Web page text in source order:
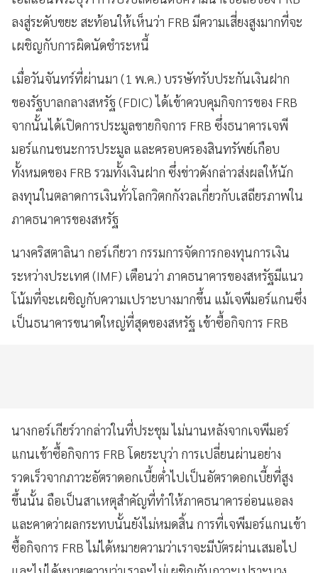
ลงสู่ระดับขยะ สะท้อนให้เห็นว่า FRB มีความเสี่ยงสูงมากที่จะ
เผชิญกับการผิดนัดชำระหนี้
เมื่อวันจันทร์ที่ผ่านมา (1 พ.ค.) บรรษัทรับประกันเงินฝาก
ของรัฐบาลกลางสหรัฐ (FDIC) ได้เข้าควบคุมกิจการของ FRB
จากนั้นได้เปิดการประมูลขายกิจการ FRB ซึ่งธนาคารเจพี
มอร์แกนชนะการประมูล และครอบครองสินทรัพย์เกือบ
ทั้งหมดของ FRB รวมทั้งเงินฝาก ซึ่งข่าวดังกล่าวส่งผลให้นัก
ลงทุนในตลาดการเงินทั่วโลกวิตกกังวลเกี่ยวกับเสถียรภาพใน
ภาคธนาคารของสหรัฐ
นางคริสตาลินา กอร์เกียวา กรรมการจัดการกองทุนการเงิน
ระหว่างประเทศ (IMF) เตือนว่า ภาคธนาคารของสหรัฐมีแนว
โน้มที่จะเผชิญกับความเปราะบางมากขึ้น แม้เจพีมอร์แกนซึ่ง
เป็นธนาคารขนาดใหญ่ที่สุดของสหรัฐ เข้าซื้อกิจการ FRB
นางกอร์เกียร์วากล่าวในที่ประชุม ไม่นานหลังจากเจพีมอร์
แกนเข้าซื้อกิจการ FRB โดยระบุว่า การเปลี่ยนผ่านอย่าง
รวดเร็วจากภาวะอัตราดอกเบี้ยต่ำไปเป็นอัตราดอกเบี้ยที่สูง
ขึ้นนั้น ถือเป็นสาเหตุสำคัญที่ทำให้ภาคธนาคารอ่อนแอลง
และคาดว่าผลกระทบนั้นยังไม่หมดสิ้น การที่เจพีมอร์แกนเข้า
ซื้อกิจการ FRB ไม่ได้หมายความว่าเราจะมีบัตรผ่านเสมอไป